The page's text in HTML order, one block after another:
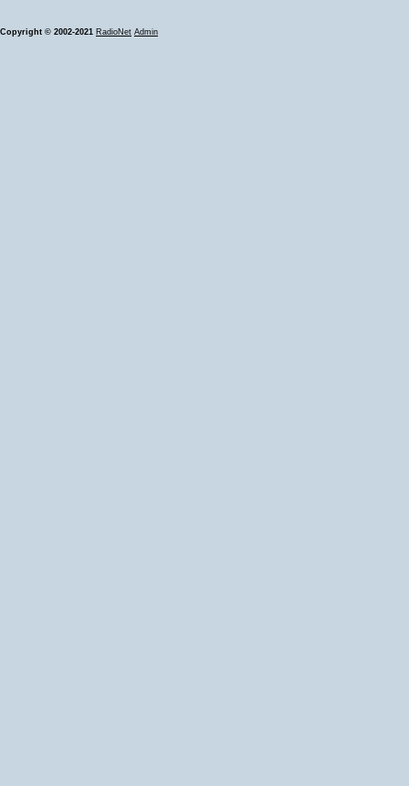
Copyright © 2002-2021 RadioNet Admin